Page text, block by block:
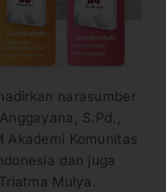
narasumber
S.Pd.,
Akademi Komunitas
dan juga
Mulya.